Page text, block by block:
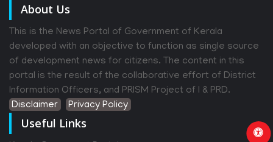
About Us
This is the News Portal of Government of Kerala
developed with an objective to function as single source
of development news for citizens. The content in this
portal is the result of the collaborative effort of District
Information Officers, and PRISM Project of I & PRD.
Disclaimer
Privacy Policy
Useful Links